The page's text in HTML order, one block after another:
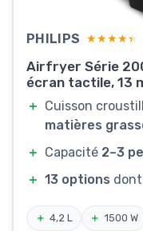
PHILIPS ★★★★★
★★★★★
Airfryer Série
écran tactile, 13
＋ Cuisson
matières
＋ Capacité 2–3
＋ 13 options
＋ 4,2 L ＋ 1500 W